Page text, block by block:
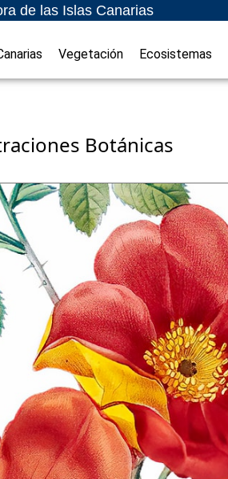
de las Islas Canarias
Vegetación Ecosistemas
Botánicas